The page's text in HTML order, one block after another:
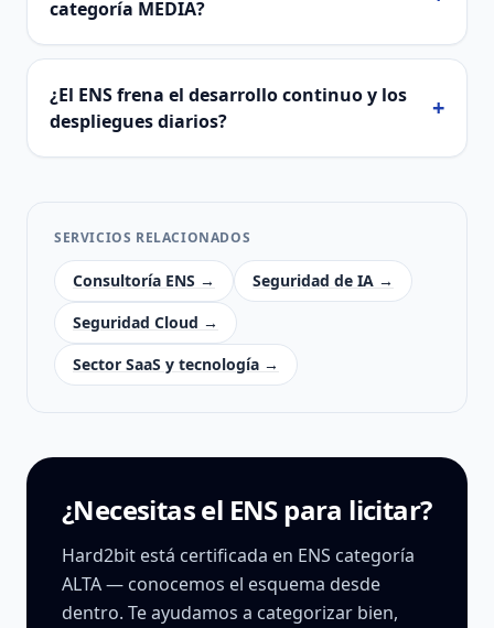
categoría MEDIA?
¿El ENS frena el desarrollo continuo y los
despliegues diarios?
+
SERVICIOS RELACIONADOS
Consultoría ENS →
Seguridad de IA →
Seguridad Cloud →
Sector SaaS y tecnología →
¿Necesitas el ENS para licitar?
Hard2bit está certificada en ENS categoría
ALTA — conocemos el esquema desde
dentro. Te ayudamos a categorizar bien,